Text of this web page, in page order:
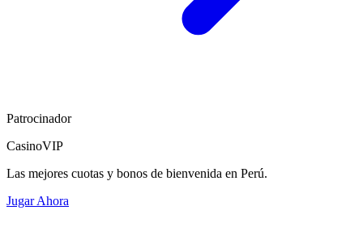
Patrocinador
CasinoVIP
Las mejores cuotas y bonos de bienvenida en Perú.
Jugar Ahora